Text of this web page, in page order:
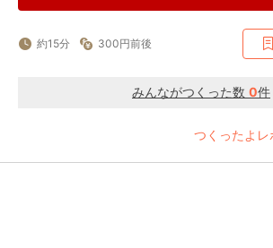
約15分 300円前後
みんながつくった数 0件
つくったよレ